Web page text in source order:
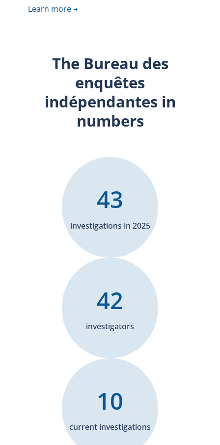
Learn more
The Bureau des
enquêtes
indépendantes in
numbers
investigations in 2025
43
investigators
42
current investigations
10